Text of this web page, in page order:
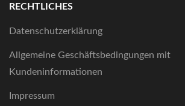
RECHTLICHES
Datenschutzerklärung
Allgemeine Geschäftsbedingungen mit
Kundeninformationen
Impressum